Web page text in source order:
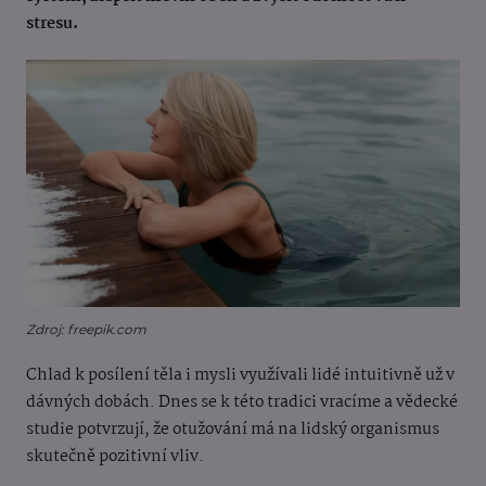
stresu.
Zdroj: freepik.com
Chlad k posílení těla i mysli využívali lidé intuitivně už v
dávných dobách. Dnes se k této tradici vracíme a vědecké
studie potvrzují, že otužování má na lidský organismus
skutečně pozitivní vliv.